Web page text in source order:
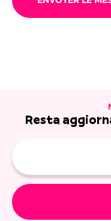
Resta